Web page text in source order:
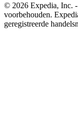
© 2026 Expedia, Inc.
voorbehouden.
geregistreerde